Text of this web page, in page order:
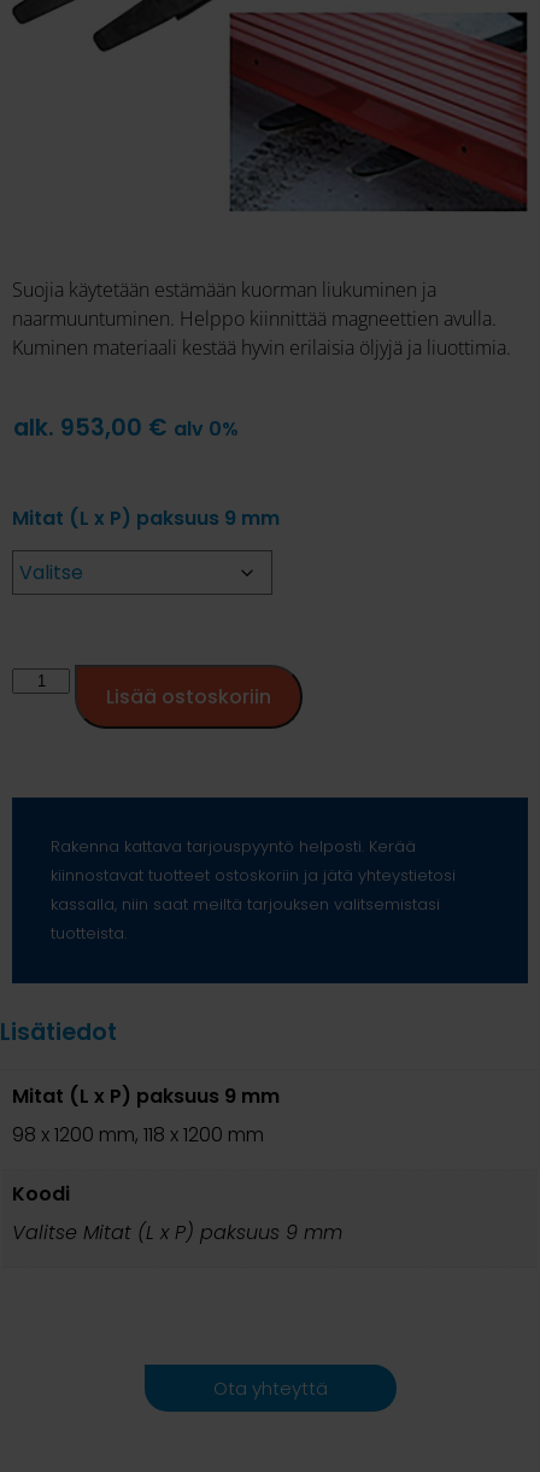
Suojia käytetään estämään kuorman liukuminen ja
naarmuuntuminen. Helppo kiinnittää magneettien avulla.
Kuminen materiaali kestää hyvin erilaisia öljyjä ja liuottimia.
alk. 953,00 € alv 0%
Mitat (L x P) paksuus 9 mm
Lisää ostoskoriin
Rakenna kattava tarjouspyyntö helposti. Kerää
kiinnostavat tuotteet ostoskoriin ja jätä yhteystietosi
kassalla, niin saat meiltä tarjouksen valitsemistasi
tuotteista.
Lisätiedot
Mitat (L x P) paksuus 9 mm
98 x 1200 mm, 118 x 1200 mm
Koodi
Valitse Mitat (L x P) paksuus 9 mm
Ota yhteyttä